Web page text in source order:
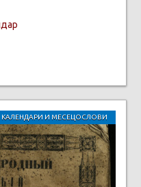
КАЛЕНДАРИ И МЕСЕЦОСЛОВИ